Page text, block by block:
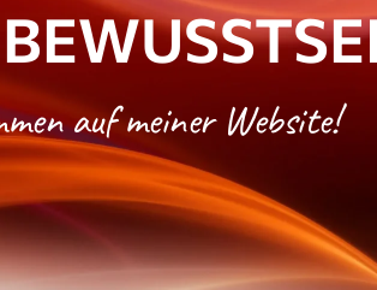
auf meiner Website!